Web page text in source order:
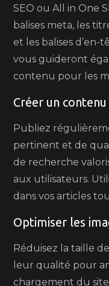
SEO ou All in One
balises meta, les
et les balises d’en-
vous guideront
contenu pour les
Créer un
Publiez
pertinent et de
de recherche
aux utilisateurs.
dans vos articles
Optimiser les
Réduisez la taille
leur qualité pour
chargement du